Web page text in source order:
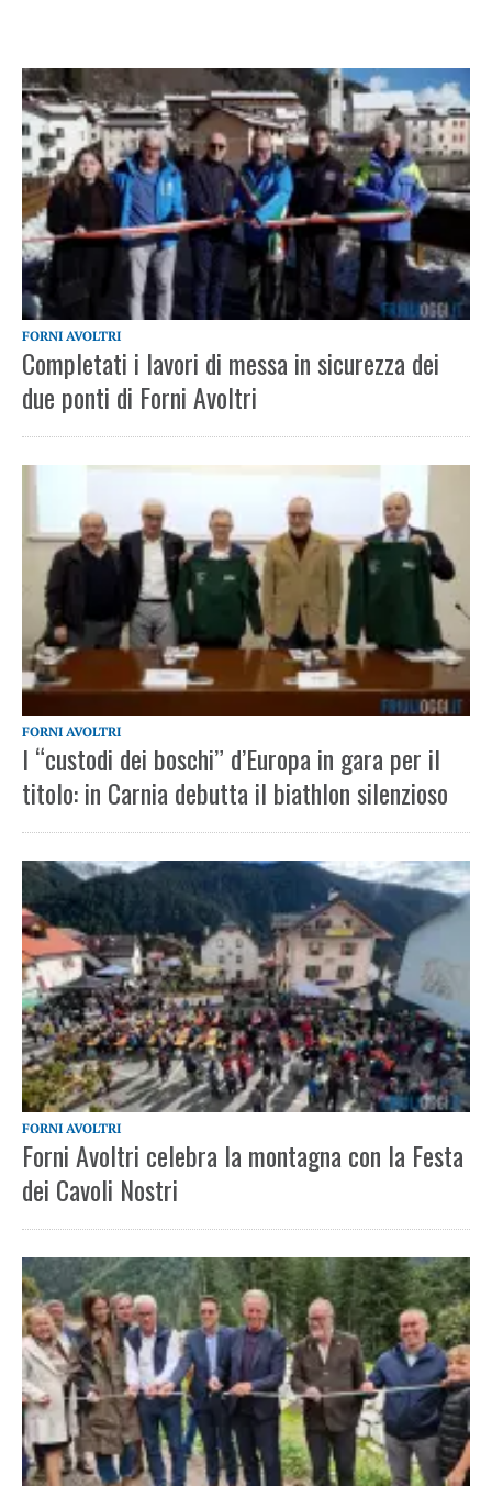
FORNI AVOLTRI
Completati i lavori di messa in sicurezza dei
due ponti di Forni Avoltri
FORNI AVOLTRI
I “custodi dei boschi” d’Europa in gara per il
titolo: in Carnia debutta il biathlon silenzioso
FORNI AVOLTRI
Forni Avoltri celebra la montagna con la Festa
dei Cavoli Nostri